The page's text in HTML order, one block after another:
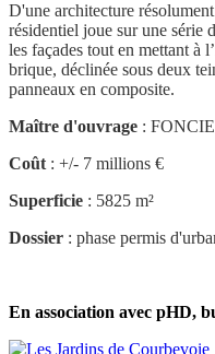
D'une architecture
résidentiel joue sur une série
les façades tout en mettant à
brique, déclinée sous deux
panneaux en composite.
Maître d'ouvrage :
Coût : +/- 7 millions €
Superficie : 5825 m²
Dossier : phase permis
En association avec pHD,